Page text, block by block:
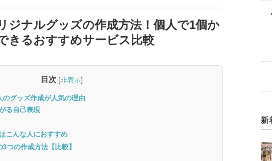
ジナルグッズの作成方法！個人で1個か
きるおすすめサービス比較
目次 [非表示]
グッズ作成が人気の理由
る自己表現
こんな人におすすめ
つの作成方法【比較】
新